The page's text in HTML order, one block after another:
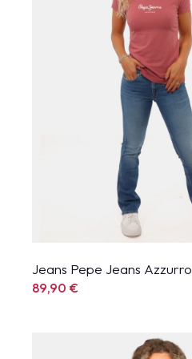
Jeans Pepe Jeans Azzurro
89,90€